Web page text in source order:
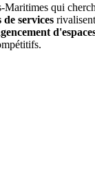
qui
de services